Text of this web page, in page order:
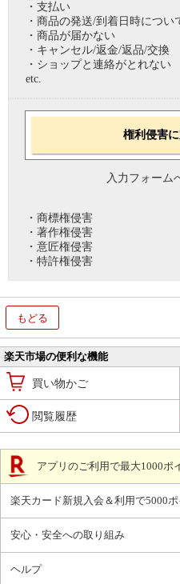
・支払い
・商品の発送/到着日時につい
・商品が届かない
・キャンセル/返金/返品/交換
・ショップと連絡がとれない
etc.
権利侵害
入力フォーム
・商標権侵害
・著作権侵害
・意匠権侵害
・特許権侵害
もどる
楽天市場の便利な機能
買い物かご
閲覧履歴
アプリのご利用で最大1000ポ
楽天カード新規入会＆利用で5000ポ
安心・安全への取り組み
ヘルプ